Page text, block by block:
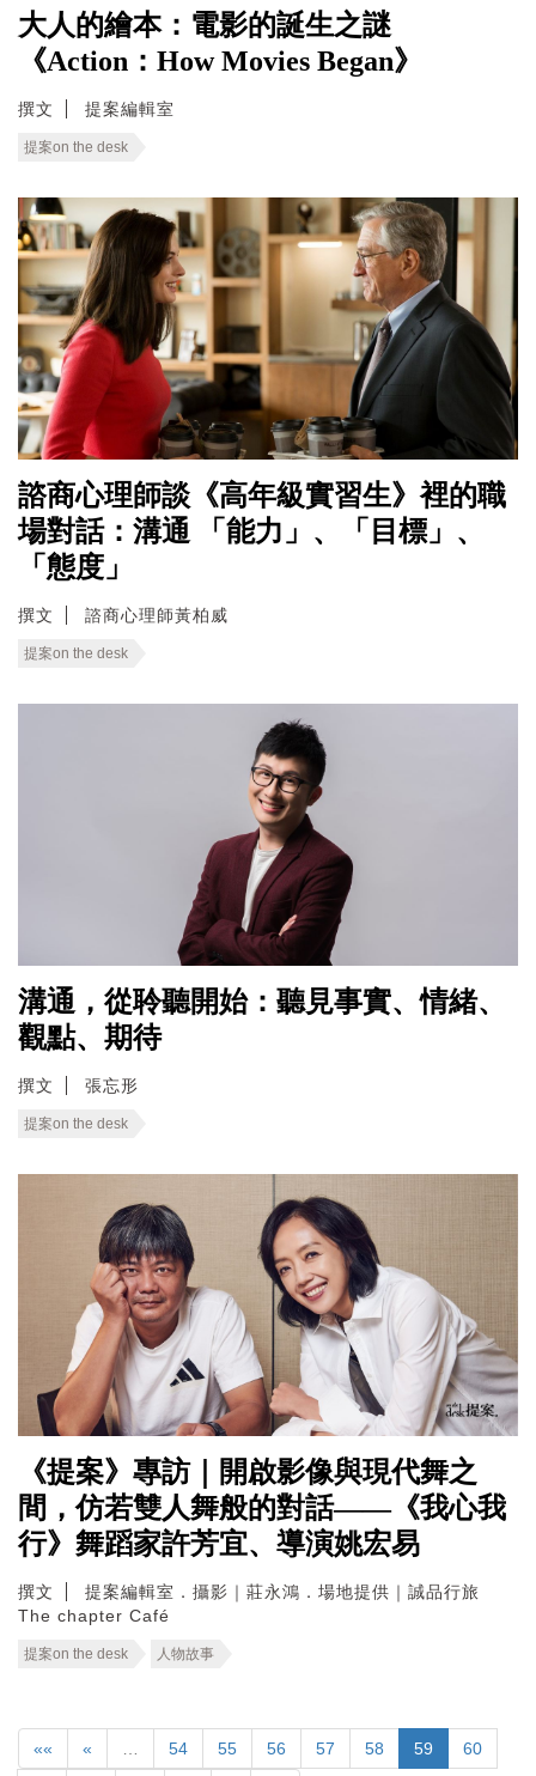
大人的繪本：電影的誕生之謎
《Action：How Movies Began》
撰文 提案編輯室
提案on the desk
諮商心理師談《高年級實習生》裡的職
場對話：溝通 「能力」、「目標」、
「態度」
撰文 諮商心理師黃柏威
提案on the desk
溝通，從聆聽開始：聽見事實、情緒、
觀點、期待
撰文 張忘形
提案on the desk
《提案》專訪｜開啟影像與現代舞之
間，仿若雙人舞般的對話——《我心我
行》舞蹈家許芳宜、導演姚宏易
撰文
提案編輯室．攝影｜莊永鴻．場地提供｜誠品行旅
The chapter Café
提案on the desk 人物故事
«« « 54 55 56 57 58 59 60